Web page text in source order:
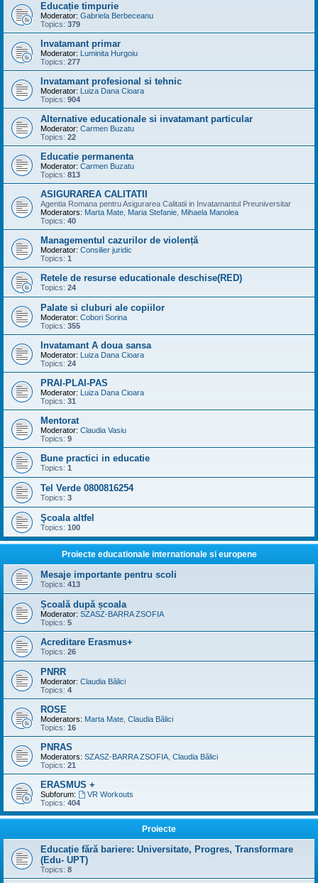
Educație timpurie
Moderator: Gabriela Berbeceanu
Topics: 379
Invatamant primar
Moderator: Luminita Hurgoiu
Topics: 277
Invatamant profesional si tehnic
Moderator: Luiza Dana Cioara
Topics: 904
Alternative educationale si invatamant particular
Moderator: Carmen Buzatu
Topics: 22
Educatie permanenta
Moderator: Carmen Buzatu
Topics: 813
ASIGURAREA CALITATII
Agentia Romana pentru Asigurarea Calitatii in Invatamantul Preuniversitar
Moderators: Marta Mate Maria Stefanie Mihaela Manolea
Topics: 40
Managementul cazurilor de violență
Moderator: Consilier juridic
Topics: 1
Retele de resurse educationale deschise(RED)
Topics: 24
Palate si cluburi ale copiilor
Moderator: Cobori Sorina
Topics: 355
Invatamant A doua sansa
Moderator: Luiza Dana Cioara
Topics: 24
PRAI-PLAI-PAS
Moderator: Luiza Dana Cioara
Topics: 31
Mentorat
Moderator: Claudia Vasiu
Topics: 9
Bune practici in educatie
Topics: 1
Tel Verde 0800816254
Topics: 3
Şcoala altfel
Topics: 100
Proiecte educationale internationale si europene
Mesaje importante pentru scoli
Topics: 413
Școală după școala
Moderator: SZASZ-BARRA ZSOFIA
Topics: 5
Acreditare Erasmus+
Topics: 26
PNRR
Moderator: Claudia Bălici
Topics: 4
ROSE
Moderators: Marta Mate Claudia Bălici
Topics: 16
PNRAS
Moderators: SZASZ-BARRA ZSOFIA Claudia Bălici
Topics: 21
ERASMUS +
Subforum:
VR Workouts
Topics: 404
Proiecte
Educație fără bariere: Universitate, Progres, Transformare
(Edu- UPT)
Topics: 8